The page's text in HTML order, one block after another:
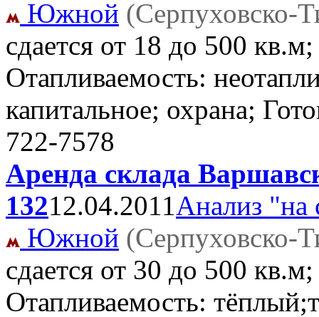
Южной (Серпуховско-
сдается от 18 до 500
Отапливаемость:
капитальное; охрана;
722-7578
Аренда склада
13212.04.2011Анализ "на
Южной (Серпуховско-
сдается от 30 до 500
Отапливаемость: